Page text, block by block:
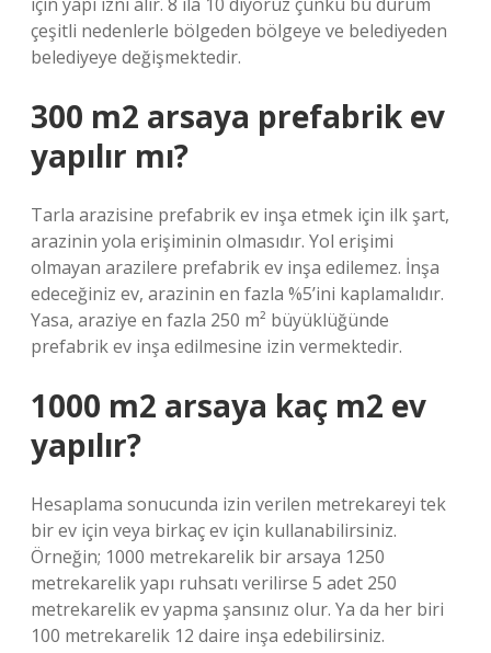
çeşitli nedenlerle bölgeden bölgeye ve belediyeden
belediyeye değişmektedir.
300 m2 arsaya prefabrik ev
yapılır mı?
Tarla arazisine prefabrik ev inşa etmek için ilk şart,
arazinin yola erişiminin olmasıdır. Yol erişimi
olmayan arazilere prefabrik ev inşa edilemez. İnşa
edeceğiniz ev, arazinin en fazla %5’ini kaplamalıdır.
Yasa, araziye en fazla 250 m² büyüklüğünde
prefabrik ev inşa edilmesine izin vermektedir.
1000 m2 arsaya kaç m2 ev
yapılır?
Hesaplama sonucunda izin verilen metrekareyi tek
bir ev için veya birkaç ev için kullanabilirsiniz.
Örneğin; 1000 metrekarelik bir arsaya 1250
metrekarelik yapı ruhsatı verilirse 5 adet 250
metrekarelik ev yapma şansınız olur. Ya da her biri
100 metrekarelik 12 daire inşa edebilirsiniz.